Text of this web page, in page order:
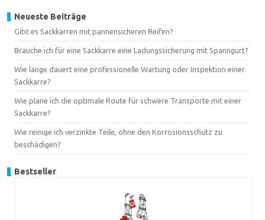
Neueste Beiträge
Gibt es Sackkarren mit pannensicheren Reifen?
Brauche ich für eine Sackkarre eine Ladungssicherung mit Spanngurt?
Wie lange dauert eine professionelle Wartung oder Inspektion einer
Sackkarre?
Wie plane ich die optimale Route für schwere Transporte mit einer
Sackkarre?
Wie reinige ich verzinkte Teile, ohne den Korrosionsschutz zu
beschädigen?
Bestseller